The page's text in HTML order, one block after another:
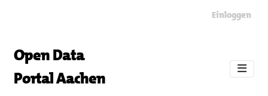
Einloggen
Open Data
Portal Aachen